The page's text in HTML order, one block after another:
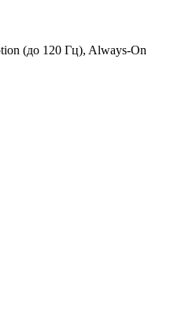
(до 120 Гц), Always-On